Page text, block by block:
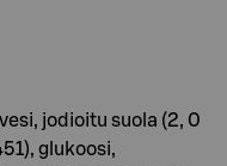
jodioitu suola (2, 0
glukoosi,